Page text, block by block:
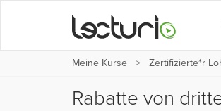
Meine Kurse Zertifizierte*r
Rabatte von